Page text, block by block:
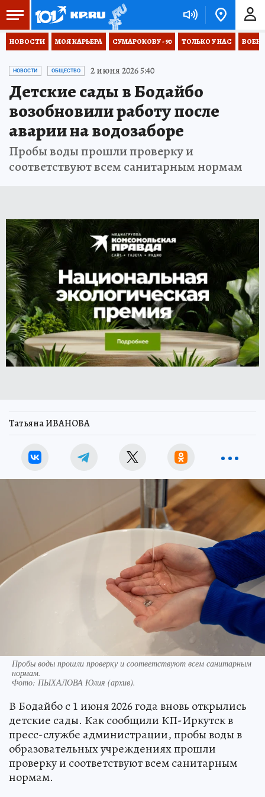
НОВОСТИ МОЯ КАРЬЕРА СУМАРОКОВУ - 90 ТОЛЬКО У НАС
НОВОСТИ ОБЩЕСТВО 2 июня 2026 5:40
Детские сады в Бодайбо
возобновили работу после
аварии на водозаборе
Пробы воды прошли проверку и
соответствуют всем санитарным нормам
Татьяна ИВАНОВА
Пробы воды прошли проверку и соответствуют всем санитарным
нормам.
Фото: ПЫХАЛОВА Юлия (архив).
В Бодайбо с 1 июня 2026 года вновь открылись
детские сады. Как сообщили КП-Иркутск в
пресс-службе администрации, пробы воды в
образовательных учреждениях прошли
проверку и соответствуют всем санитарным
нормам.